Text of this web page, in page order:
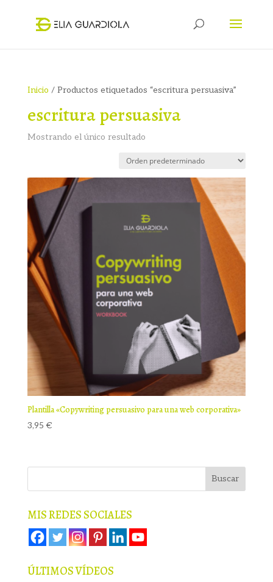
Inicio / Productos etiquetados “escritura persuasiva”
escritura persuasiva
Mostrando el único resultado
Plantilla «Copywriting persuasivo para una web corporativa»
3,95 €
MIS REDES SOCIALES
ÚLTIMOS VÍDEOS